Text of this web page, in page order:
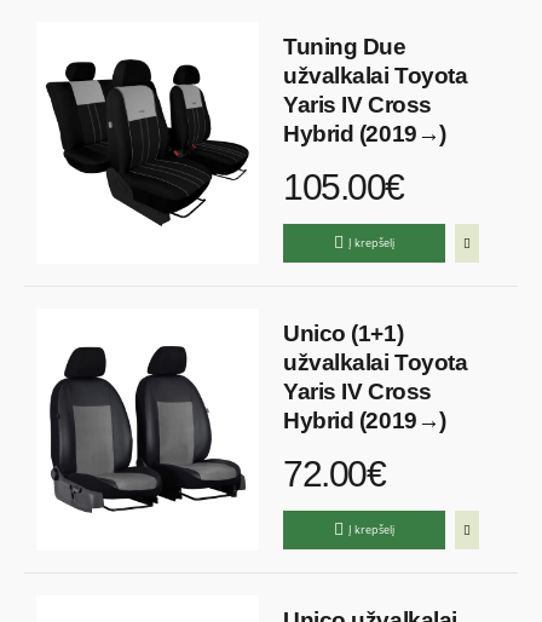
Tuning Due
užvalkalai Toyota
Yaris IV Cross
Hybrid (2019→)
105.00€
Į krepšelį
Unico (1+1)
užvalkalai Toyota
Yaris IV Cross
Hybrid (2019→)
72.00€
Į krepšelį